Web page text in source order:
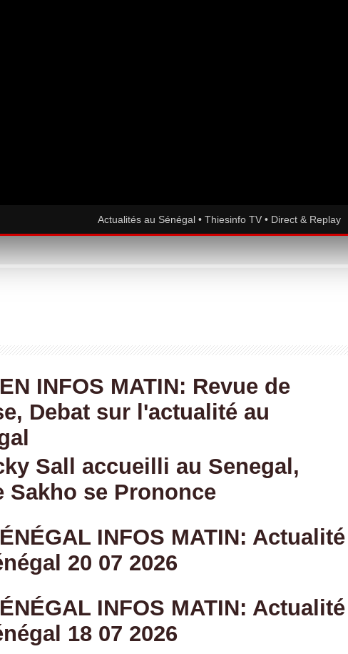
Actualités au Sénégal • Thiesinfo TV • Direct & Replay
INFOS MATIN: Revue de
Debat sur l'actualité au
Sall accueilli au Senegal,
Sakho se Prononce
INFOS MATIN: Actualité
20 07 2026
INFOS MATIN: Actualité
18 07 2026